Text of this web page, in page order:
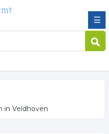
☰
in Veldhoven